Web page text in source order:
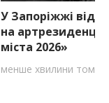
У Запоріжжі
на
міста 2026»
менше хвилини тому